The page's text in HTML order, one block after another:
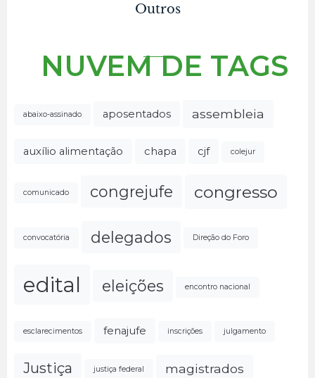
Outros
NUVEM DE TAGS
abaixo-assinado aposentados assembleia
auxílio alimentação chapa cjf colejur
comunicado congrejufe congresso
convocatória delegados Direção do Foro
edital eleições encontro nacional
esclarecimentos fenajufe inscrições julgamento
Justiça justiça federal magistrados